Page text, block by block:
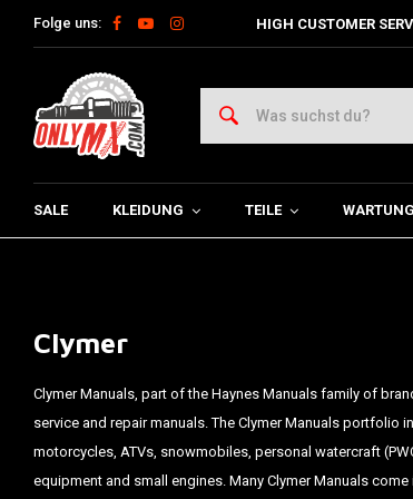
Folge uns: HIGH CUSTOMER
SALE KLEIDUNG TEILE
Clymer
Clymer Manuals, part of the Haynes Manuals family of
service and repair manuals. The Clymer Manuals portfolio
motorcycles, ATVs, snowmobiles, personal watercraft
equipment and small engines. Many Clymer Manuals